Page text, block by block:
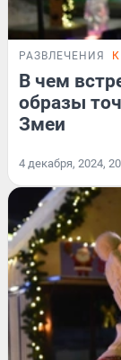
РАЗВЛЕЧЕНИЯ
В чем
образы
Змеи
4 декабря, 2024,